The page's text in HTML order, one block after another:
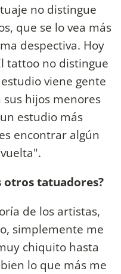
no distingue
que se lo vea más
despectiva. Hoy
tattoo no distingue
viene gente
hijos menores
estudio más
encontrar algún
otros tatuadores?
de los artistas,
simplemente me
chiquito hasta
lo que más me